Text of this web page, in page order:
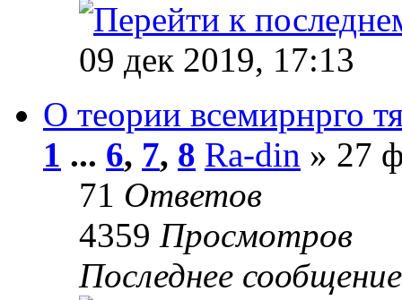
09 дек 2019, 17:13
О теории всемирнрго
1 ... 6, 7, 8 Ra-din » 27
71 Ответов
4359 Просмотров
Последнее